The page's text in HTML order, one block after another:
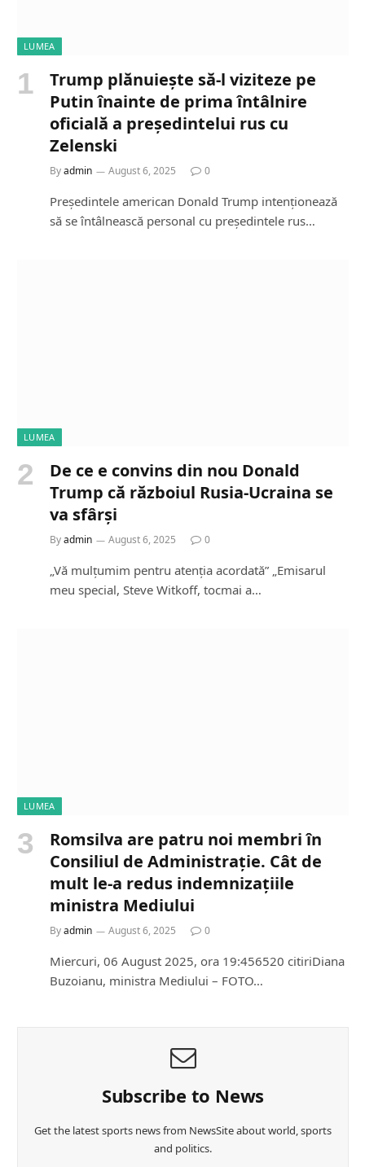
LUMEA
Trump plănuiește să-l viziteze pe
Putin înainte de prima întâlnire
oficială a președintelui rus cu
Zelenski
Byadmin August 6, 2025 0
Președintele american Donald Trump intenționează
să se întâlnească personal cu președintele rus…
LUMEA
De ce e convins din nou Donald
Trump că războiul Rusia-Ucraina se
va sfârși
Byadmin August 6, 2025 0
„Vă mulțumim pentru atenția acordată” „Emisarul
meu special, Steve Witkoff, tocmai a…
LUMEA
Romsilva are patru noi membri în
Consiliul de Administrație. Cât de
mult le-a redus indemnizațiile
ministra Mediului
Byadmin August 6, 2025 0
Miercuri, 06 August 2025, ora 19:456520 citiriDiana
Buzoianu, ministra Mediului – FOTO…
Subscribe to News
Get the latest sports news from NewsSite about world, sports
and politics.